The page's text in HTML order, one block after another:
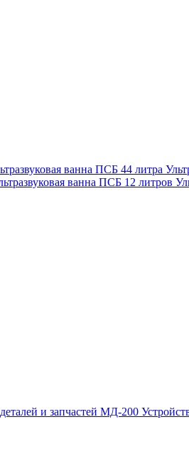
ванна ПСБ 44 литра
ванна ПСБ 12 литров
и запчастей МД-200